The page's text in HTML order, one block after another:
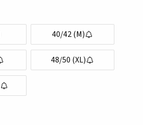
40/42 (M)
48/50 (XL)